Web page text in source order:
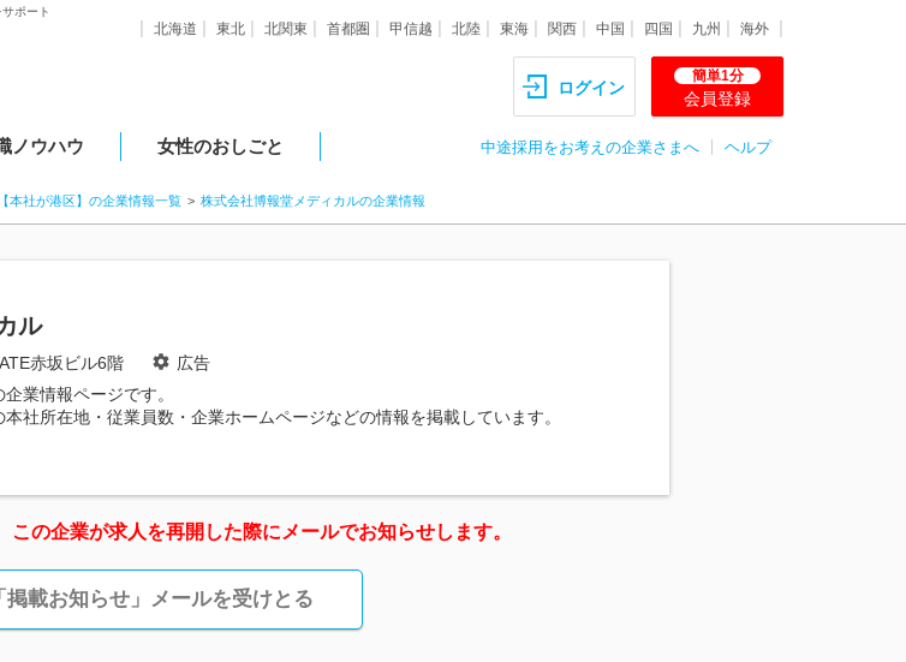
ポート
北海道 東北 北関東 首都圏 甲信越 北陸 東海 関西 中国 四国 九州 海外
ログイン
簡単1分
会員登録
ノウハウ 女性のおしごと 中途採用をお考えの企業さまへ ヘルプ
【本社が港区】の企業情報一覧 株式会社博報堂メディカルの企業情報
ル
赤坂ビル6階
広告
業情報ページです。
本社所在地・従業員数・企業ホームページなどの情報を掲載しています。
この企業が求人を再開した際にメールでお知らせします。
掲載お知らせ」メールを受けとる